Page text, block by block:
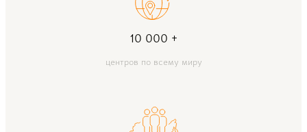
10 000 +
центров по всему миру